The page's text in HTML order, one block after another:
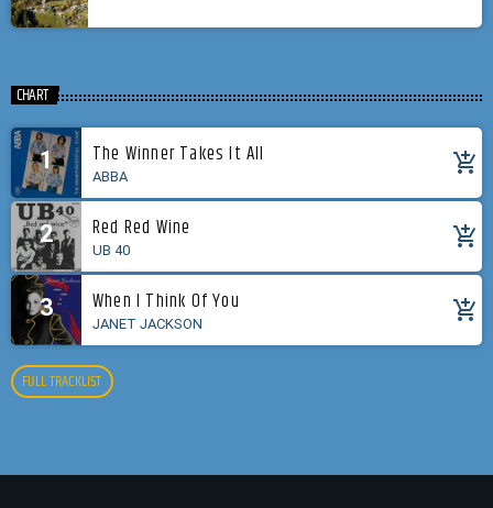
CHART
1 The Winner Takes It All
ABBA add_shopping_cart
2 Red Red Wine
UB 40 add_shopping_cart
3 When I Think Of You
JANET JACKSON add_shopping_cart
FULL TRACKLIST